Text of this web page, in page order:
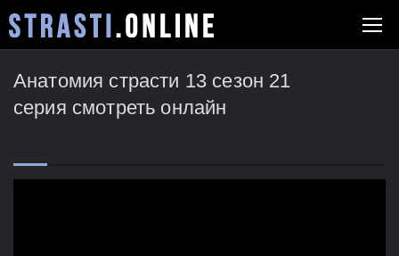
Анатомия страсти 13 сезон 21
серия смотреть онлайн